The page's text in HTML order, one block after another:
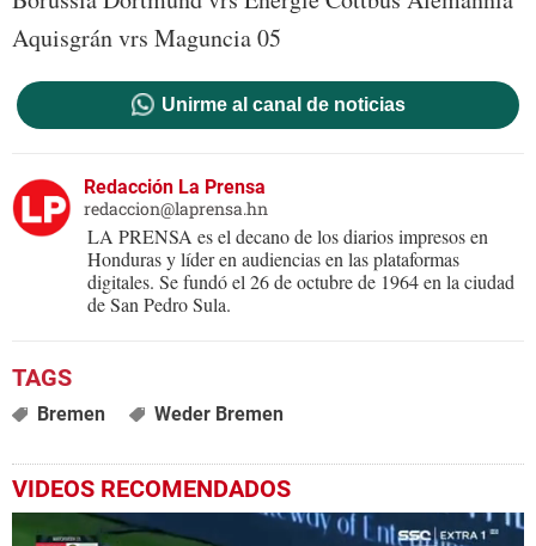
Aquisgrán vrs Maguncia 05
Unirme al canal de noticias
Redacción La Prensa
redaccion@laprensa.hn
LA PRENSA es el decano de los diarios impresos en
Honduras y líder en audiencias en las plataformas
digitales. Se fundó el 26 de octubre de 1964 en la ciudad
de San Pedro Sula.
Bremen Weder Bremen
VIDEOS RECOMENDADOS